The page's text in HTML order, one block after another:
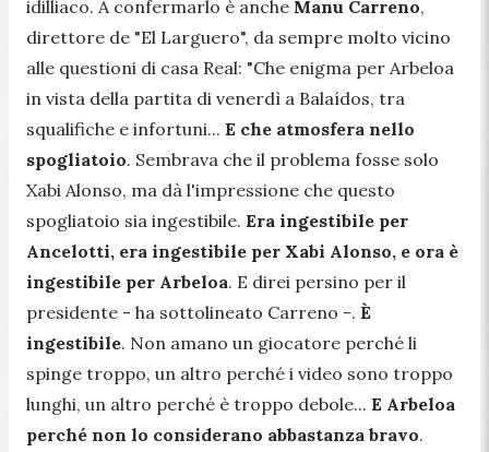
idilliaco. A confermarlo è anche Manu Carreno,
direttore de "El Larguero", da sempre molto vicino
alle questioni di casa Real: "Che enigma per Arbeloa
in vista della partita di venerdì a Balaídos, tra
squalifiche e infortuni... E che atmosfera nello
spogliatoio. Sembrava che il problema fosse solo
Xabi Alonso, ma dà l'impressione che questo
spogliatoio sia ingestibile. Era ingestibile per
Ancelotti, era ingestibile per Xabi Alonso, e ora è
ingestibile per Arbeloa. E direi persino per il
presidente - ha sottolineato Carreno -. È
ingestibile. Non amano un giocatore perché li
spinge troppo, un altro perché i video sono troppo
lunghi, un altro perché è troppo debole... E Arbeloa
perché non lo considerano abbastanza bravo.